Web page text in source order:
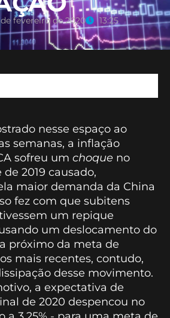
de fevereiro de 2020 13:25
nesse espaço ao
semanas, a inflação
sofreu um choque no
2019 causado,
maior demanda da China
fez com que subitens
um repique
um deslocamento do
próximo da meta de
mais recentes, contudo,
desse movimento.
a expectativa de
de 2020 despencou no